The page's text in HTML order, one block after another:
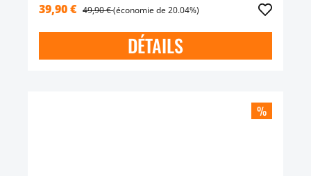
39,90 € 49,90 €(économie de 20.04%)
DÉTAILS
%